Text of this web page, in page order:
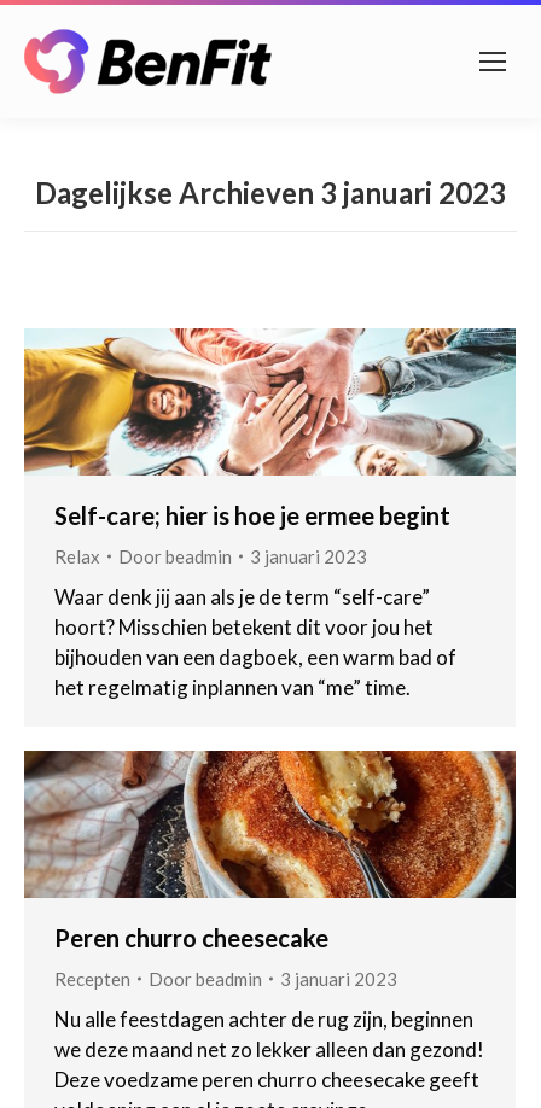
Dagelijkse Archieven 3 januari 2023
Self-care; hier is hoe je ermee begint
Relax Doorbeadmin 3 januari 2023
Waar denk jij aan als je de term “self-care”
hoort? Misschien betekent dit voor jou het
bijhouden van een dagboek, een warm bad of
het regelmatig inplannen van “me” time.
Peren churro cheesecake
Recepten Doorbeadmin 3 januari 2023
Nu alle feestdagen achter de rug zijn, beginnen
we deze maand net zo lekker alleen dan gezond!
Deze voedzame peren churro cheesecake geeft